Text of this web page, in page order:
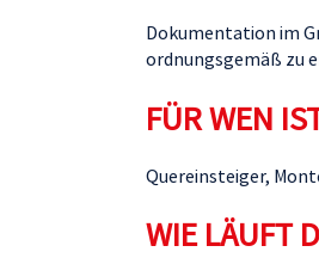
Dokumentation im
ordnungsgemäß zu
FÜR WEN
Quereinsteiger,
WIE LÄUFT